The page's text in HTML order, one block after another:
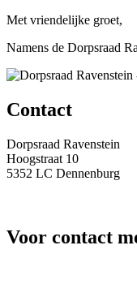
Met vriendelijke groet,
Namens de Dorpsraad
Contact
Dorpsraad Ravenstein
Hoogstraat 10
5352 LC Dennenburg
Voor contact